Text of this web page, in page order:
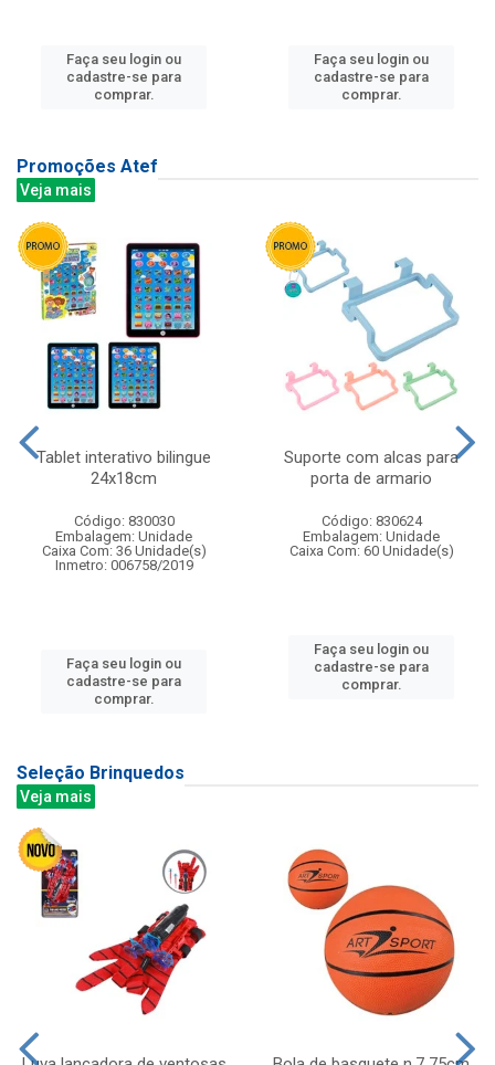
Faça seu login ou
cadastre-se para
comprar.
Faça seu login ou
cadastre-se para
comprar.
Promoções Atef
Veja mais
Tablet interativo bilingue
24x18cm
Código: 830030
Embalagem: Unidade
Caixa Com: 36 Unidade(s)
Inmetro: 006758/2019
Faça seu login ou
cadastre-se para
comprar.
Suporte com alcas para
porta de armario
Código: 830624
Embalagem: Unidade
Caixa Com: 60 Unidade(s)
Faça seu login ou
cadastre-se para
comprar.
Seleção Brinquedos
Veja mais